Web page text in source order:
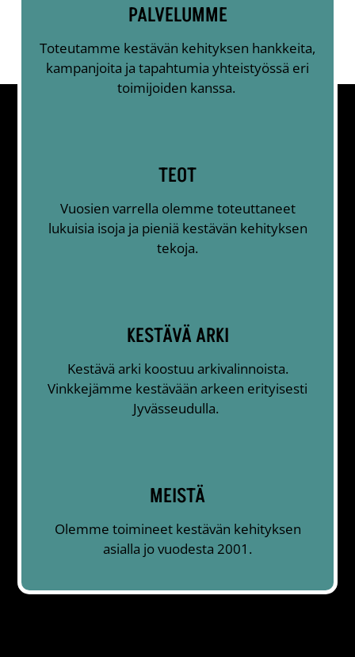
PALVELUMME
Toteutamme kestävän kehityksen hankkeita,
kampanjoita ja tapahtumia yhteistyössä eri
toimijoiden kanssa.
TEOT
Vuosien varrella olemme toteuttaneet
lukuisia isoja ja pieniä kestävän kehityksen
tekoja.
KESTÄVÄ ARKI
Kestävä arki koostuu arkivalinnoista.
Vinkkejämme kestävään arkeen erityisesti
Jyvässeudulla.
MEISTÄ
Olemme toimineet kestävän kehityksen
asialla jo vuodesta 2001.